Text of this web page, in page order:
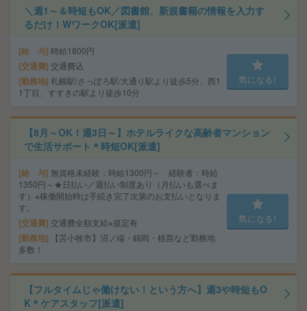
＼週1～＆時短もOK／図書館、新規書籍の情報を入力す
るだけ！WワークOK[派遣]
給 与 時給1800円
交通費 交通費込
勤務地 札幌駅/さっぽろ駅/大通り駅より徒歩5分、西1
1丁目、すすきの駅より徒歩10分
気になる!
【8月～OK！週3日～】ホテルライクな高齢者マンション
で生活サポート＊時短OK[派遣]
給 与 無資格未経験：時給1300円～ 経験者：時給
1350円～★日払い／週払い制度あり（月払いも選べま
す）※稼働開始時は手続き完了次第のお支払いとなりま
す。
交通費 交通費全額支給※規定有
勤務地
【苫小牧市】沼ノ端・錦岡・植苗など勤務地
多数！
気になる!
【フルタイムじゃ働けない！という方へ】週3や時短もO
K＊ケアスタッフ[派遣]